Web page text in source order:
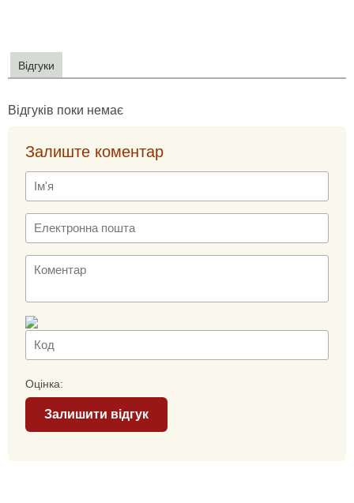
Відгуки
Відгуків поки немає
Залиште коментар
Оцінка:
Залишити відгук